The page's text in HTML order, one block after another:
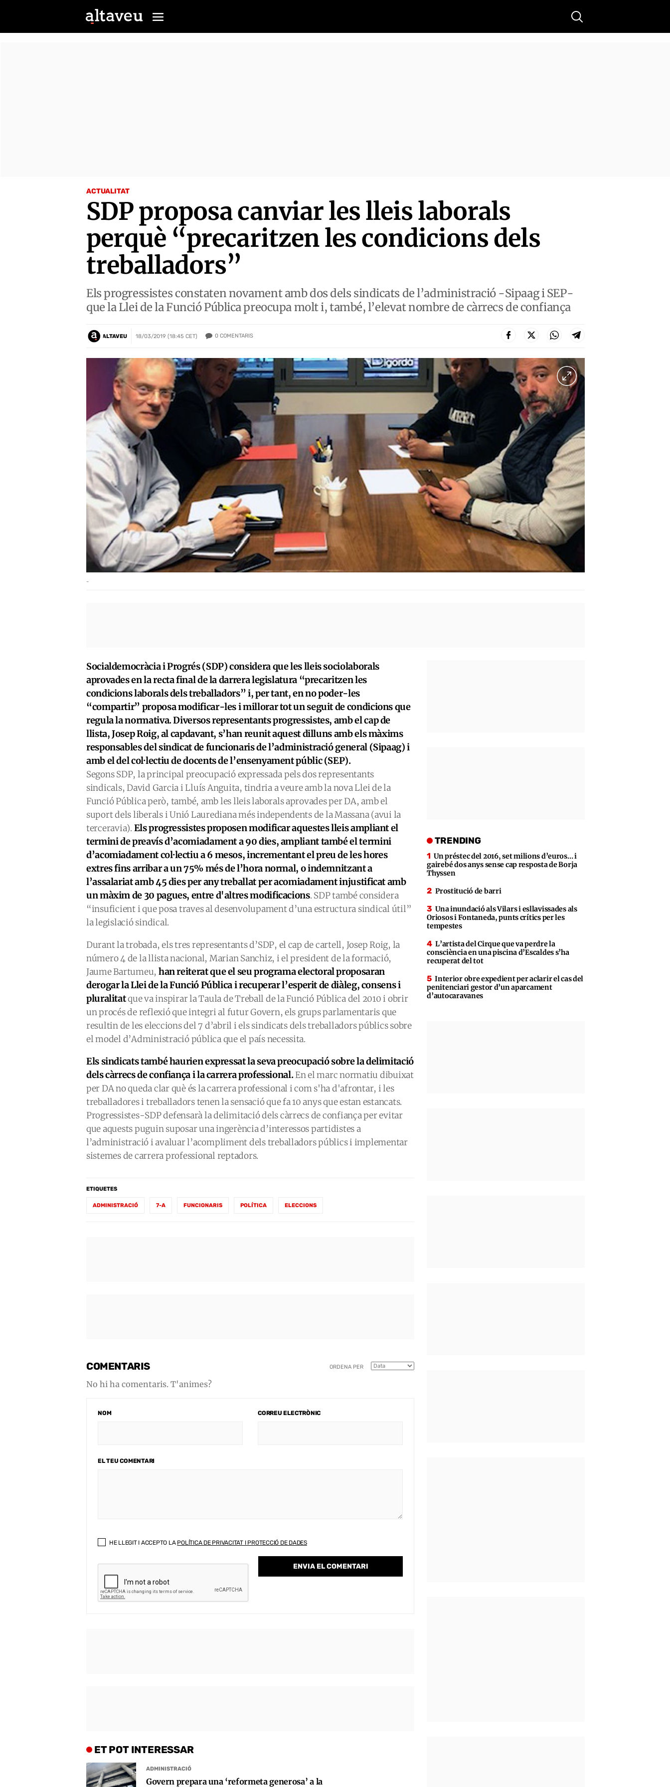
Buscar
ACTUALITAT
SDP proposa canviar les lleis laborals
perquè “precaritzen les condicions dels
treballadors”
Els progressistes constaten novament amb dos dels sindicats de l’administració -Sipaag i SEP-
que la Llei de la Funció Pública preocupa molt i, també, l’elevat nombre de càrrecs de confiança
ALTAVEU 18/03/2019 (18:45 CET) 0 COMENTARIS
-
Socialdemocràcia i Progrés (SDP) considera que les lleis sociolaborals
aprovades en la recta final de la darrera legislatura “precaritzen les
condicions laborals dels treballadors” i, per tant, en no poder-les
“compartir” proposa modificar-les i millorar tot un seguit de condicions que
regula la normativa. Diversos representants progressistes, amb el cap de
llista, Josep Roig, al capdavant, s’han reunit aquest dilluns amb els màxims
responsables del sindicat de funcionaris de l’administració general (Sipaag) i
amb el del col·lectiu de docents de l’ensenyament públic (SEP).
Segons SDP, la principal preocupació expressada pels dos representants
sindicals, David Garcia i Lluís Anguita, tindria a veure amb la nova Llei de la
Funció Pública però, també, amb les lleis laborals aprovades per DA, amb el
suport dels liberals i Unió Laurediana més independents de la Massana (avui la
terceravia). Els progressistes proposen modificar aquestes lleis ampliant el
termini de preavís d’acomiadament a 90 dies, ampliant també el termini
d’acomiadament col·lectiu a 6 mesos, incrementant el preu de les hores
extres fins arribar a un 75% més de l’hora normal, o indemnitzant a
l’assalariat amb 45 dies per any treballat per acomiadament injustificat amb
un màxim de 30 pagues, entre d'altres modificacions. SDP també considera
“insuficient i que posa traves al desenvolupament d’una estructura sindical útil”
la legislació sindical.
Durant la trobada, els tres representants d’SDP, el cap de cartell, Josep Roig, la
número 4 de la llista nacional, Marian Sanchiz, i el president de la formació,
Jaume Bartumeu, han reiterat que el seu programa electoral proposaran
derogar la Llei de la Funció Pública i recuperar l’esperit de diàleg, consens i
pluralitatque va inspirar la Taula de Treball de la Funció Pública del 2010 i obrir
un procés de reflexió que integri al futur Govern, els grups parlamentaris que
resultin de les eleccions del 7 d’abril i els sindicats dels treballadors públics sobre
el model d’Administració pública que el país necessita.
Els sindicats també haurien expressat la seva preocupació sobre la delimitació
dels càrrecs de confiança i la carrera professional.En el marc normatiu dibuixat
per DA no queda clar què és la carrera professional i com s'ha d'afrontar, i les
treballadores i treballadors tenen la sensació que fa 10 anys que estan estancats.
Progressistes-SDP defensarà la delimitació dels càrrecs de confiança per evitar
que aquests puguin suposar una ingerència d’interessos partidistes a
l’administració i avaluar l’acompliment dels treballadors públics i implementar
sistemes de carrera professional reptadors.
ETIQUETES
ADMINISTRACIÓ 7-A FUNCIONARIS POLÍTICA ELECCIONS
COMENTARIS ORDENA PER
No hi ha comentaris. T'animes?
NOM CORREU ELECTRÒNIC
EL TEU COMENTARI
HE LLEGIT I ACCEPTO LA POLÍTICA DE PRIVACITAT I PROTECCIÓ DE DADES
ET POT INTERESSAR
ADMINISTRACIÓ
Govern prepara una ‘reformeta generosa’ a la
TRENDING
Un préstec del 2016, set milions d’euros… i
gairebé dos anys sense cap resposta de Borja
Thyssen
Prostitució de barri
Una inundació als Vilars i esllavissades als
Oriosos i Fontaneda, punts crítics per les
tempestes
L’artista del Cirque que va perdre la
consciència en una piscina d’Escaldes s’ha
recuperat del tot
Interior obre expedient per aclarir el cas del
penitenciari gestor d’un aparcament
d’autocaravanes